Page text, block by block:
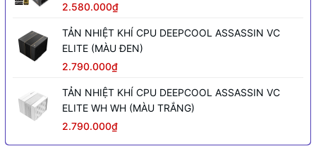
2.580.000₫
TẢN NHIỆT KHÍ CPU DEEPCOOL ASSASSIN VC
ELITE (MÀU ĐEN)
2.790.000₫
TẢN NHIỆT KHÍ CPU DEEPCOOL ASSASSIN VC
ELITE WH WH (MÀU TRẮNG)
2.790.000₫